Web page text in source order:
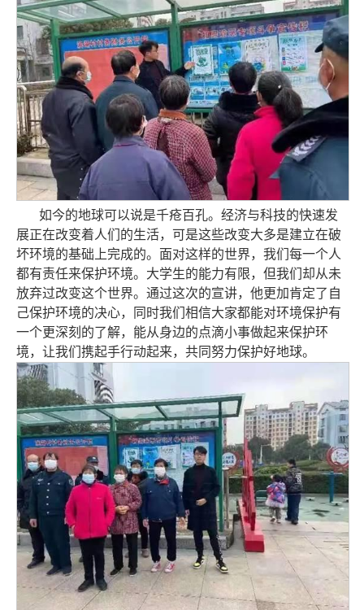
如今的地球可以说是千疮百孔。经济与科技的快速发
展正在改变着人们的生活，可是这些改变大多是建立在破
坏环境的基础上完成的。面对这样的世界，我们每一个人
都有责任来保护环境。大学生的能力有限，但我们却从未
放弃过改变这个世界。通过这次的宣讲，他更加肯定了自
己保护环境的决心，同时我们相信大家都能对环境保护有
一个更深刻的了解，能从身边的点滴小事做起来保护环
境，让我们携起手行动起来，共同努力保护好地球。